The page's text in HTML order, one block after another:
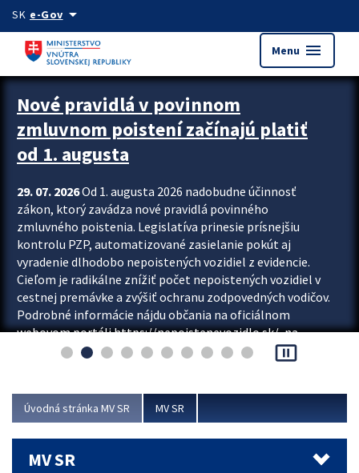
Preskocit na hlavný obsah
SK e-Govarrow_drop_down
Menu menu
Zastavit automatický posun upútavok
Nové pravidlá v povinnom
zmluvnom poistení začínajú platiť
od 1. augusta
29. 07. 2026Od 1. augusta 2026 nadobudne účinnosť
zákon, ktorý zavádza nové pravidlá povinného
zmluvného poistenia. Legislatíva prinesie prísnejšiu
kontrolu PZP, automatizované zasielanie pokút aj
vyradenie dlhodobo nepoistených vozidiel z evidencie.
Cieľom je radikálne znížiť počet nepoistených vozidiel v
cestnej premávke a zvýšiť ochranu zodpovedných vodičov.
Podrobné informácie nájdu občania na oficiálnom
webovom portáli https://nepoistenevozidlo.sk/, na
ktorom od augusta pribudne aj možnosť overiť si...
pause_presentation
Úvodná stránka MV SR MV SR
MV SR